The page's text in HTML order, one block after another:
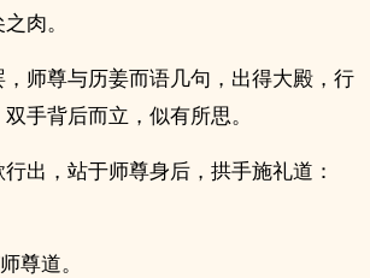
肉。
师尊与历姜而语几句，出得大殿，行
手背后而立，似有所思。
出，站于师尊身后，拱手施礼道：
尊道。